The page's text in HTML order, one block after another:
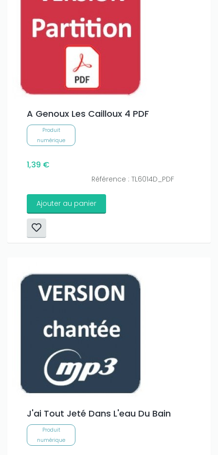
A Genoux Les Cailloux 4 PDF
Produit
numérique
1,39 €
Référence : TL6014D_PDF
Ajouter au panier
J'ai Tout Jeté Dans L'eau Du Bain
Produit
numérique